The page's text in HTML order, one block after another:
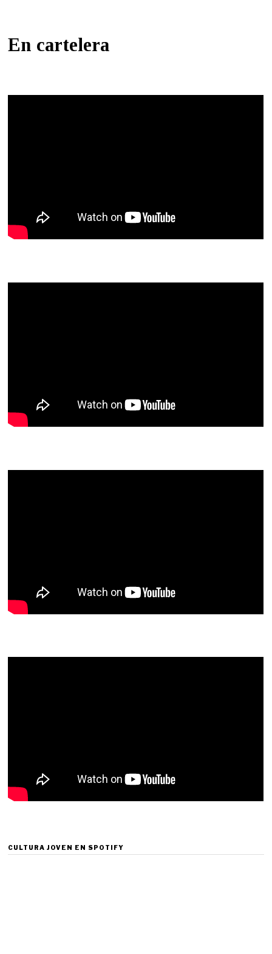
En cartelera
CULTURA JOVEN EN SPOTIFY